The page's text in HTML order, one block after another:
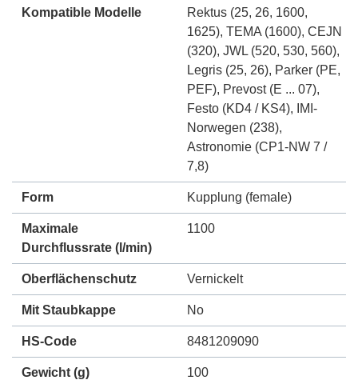
Kompatible Modelle
Rektus (25, 26, 1600,
1625), TEMA (1600), CEJN
(320), JWL (520, 530, 560),
Legris (25, 26), Parker (PE,
PEF), Prevost (E ... 07),
Festo (KD4 / KS4),
IMI-
Norwegen (238),
Astronomie (CP1-NW 7 /
7,8)
Form Kupplung (female)
Maximale
Durchflussrate (l/min)
1100
Oberflächenschutz Vernickelt
Mit Staubkappe No
HS-Code 8481209090
Gewicht (g) 100